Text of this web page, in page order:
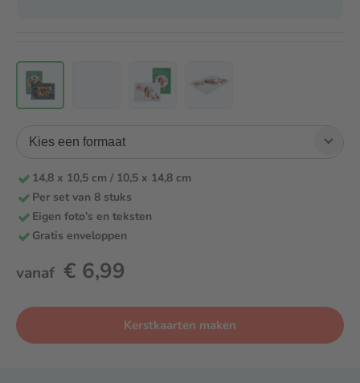
14,8 x 10,5 cm / 10,5 x 14,8 cm
Per set van 8 stuks
Eigen foto’s en teksten
Gratis enveloppen
vanaf € 6,99
Kerstkaarten maken